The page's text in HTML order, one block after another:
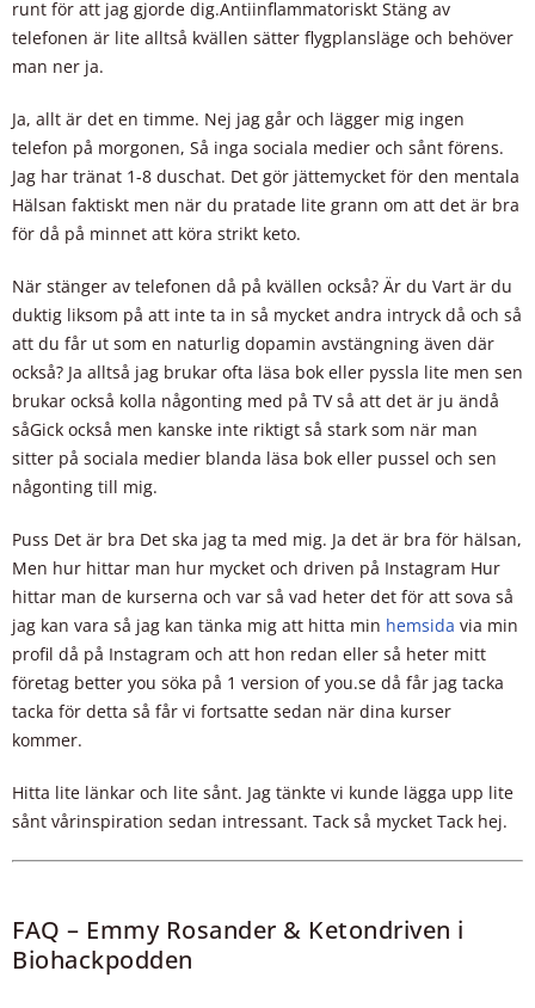
runt för att jag gjorde dig.Antiinflammatoriskt Stäng av
telefonen är lite alltså kvällen sätter flygplansläge och behöver
man ner ja.
Ja, allt är det en timme. Nej jag går och lägger mig ingen
telefon på morgonen, Så inga sociala medier och sånt förens.
Jag har tränat 1-8 duschat. Det gör jättemycket för den mentala
Hälsan faktiskt men när du pratade lite grann om att det är bra
för då på minnet att köra strikt keto.
När stänger av telefonen då på kvällen också? Är du Vart är du
duktig liksom på att inte ta in så mycket andra intryck då och så
att du får ut som en naturlig dopamin avstängning även där
också? Ja alltså jag brukar ofta läsa bok eller pyssla lite men sen
brukar också kolla någonting med på TV så att det är ju ändå
såGick också men kanske inte riktigt så stark som när man
sitter på sociala medier blanda läsa bok eller pussel och sen
någonting till mig.
Puss Det är bra Det ska jag ta med mig. Ja det är bra för hälsan,
Men hur hittar man hur mycket och driven på Instagram Hur
hittar man de kurserna och var så vad heter det för att sova så
jag kan vara så jag kan tänka mig att hitta min hemsida via min
profil då på Instagram och att hon redan eller så heter mitt
företag better you söka på 1 version of you.se då får jag tacka
tacka för detta så får vi fortsatte sedan när dina kurser
kommer.
Hitta lite länkar och lite sånt. Jag tänkte vi kunde lägga upp lite
sånt vårinspiration sedan intressant. Tack så mycket Tack hej.
FAQ – Emmy Rosander & Ketondriven i
Biohackpodden